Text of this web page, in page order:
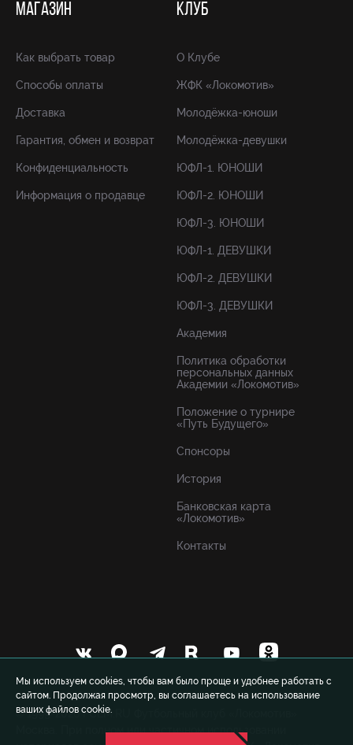
Мы используем cookies, чтобы вам было проще и удобнее работать с
сайтом. Продолжая просмотр, вы соглашаетесь на использование
ваших файлов cookie.
МАГАЗИН
Как выбрать товар
Способы оплаты
Доставка
Гарантия, обмен и возврат
Конфиденциальность
Информация о продавце
КЛУБ
О Клубе
ЖФК «Локомотив»
Молодёжка-юноши
Молодёжка-девушки
ЮФЛ-1. ЮНОШИ
ЮФЛ-2. ЮНОШИ
ЮФЛ-3. ЮНОШИ
ЮФЛ-1. ДЕВУШКИ
ЮФЛ-2. ДЕВУШКИ
ЮФЛ-3. ДЕВУШКИ
Академия
Политика обработки
персональных данных
Академии «Локомотив»
Положение о турнире
«Путь Будущего»
Спонсоры
История
Банковская карта
«Локомотив»
Контакты
© 1999-2026 FCLM.RU Футбольный клуб «Локомотив»
Москва. При полном или частичном использовании